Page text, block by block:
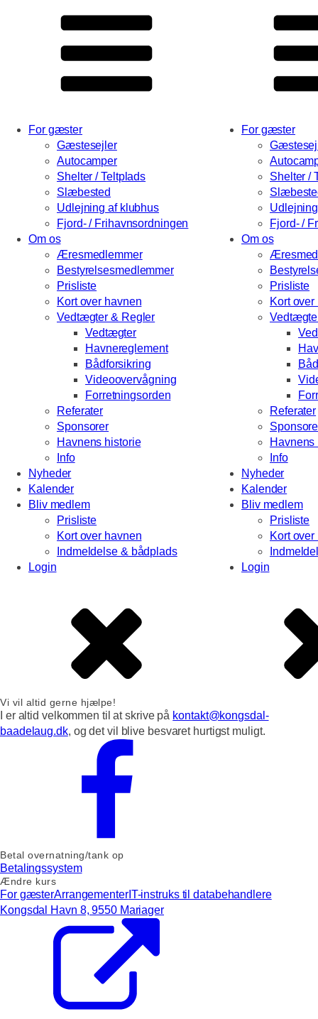
For gæster
Gæstesejler
Autocamper
Shelter / Teltplads
Slæbested
Udlejning af klubhus
Fjord- / Frihavnsordningen
Om os
Æresmedlemmer
Bestyrelsesmedlemmer
Prisliste
Kort over havnen
Vedtægter & Regler
Vedtægter
Havnereglement
Bådforsikring
Videoovervågning
Forretningsorden
Referater
Sponsorer
Havnens historie
Info
Nyheder
Kalender
Bliv medlem
Prisliste
Kort over havnen
Indmeldelse & bådplads
Login
For gæster
Shelter /
Fjord- /
Om os
Prisliste
Kort
Referater
Havnens
Info
Nyheder
Kalender
Bliv medlem
Prisliste
Kort
Login
Vi vil altid gerne hjælpe!
I er altid velkommen til at skrive på kontakt@kongsdal-
baadelaug.dk, og det vil blive besvaret hurtigst muligt.
Betal overnatning/tank op
Betalingssystem
Ændre kurs
For gæsterArrangementerIT-instruks til databehandlere
Kongsdal Havn 8, 9550 Mariager